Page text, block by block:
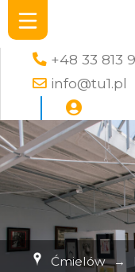
+48 33 813
info@tu1.pl
Ćmielów →